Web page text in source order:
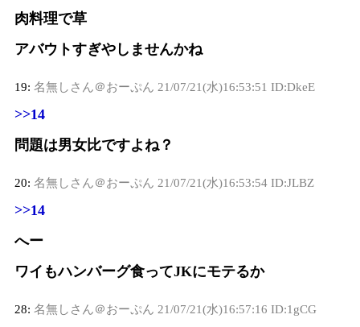
肉料理で草
アバウトすぎやしませんかね
19: 名無しさん＠おーぷん 21/07/21(水)16:53:51 ID:DkeE
>>14
問題は男女比ですよね？
20: 名無しさん＠おーぷん 21/07/21(水)16:53:54 ID:JLBZ
>>14
へー
ワイもハンバーグ食ってJKにモテるか
28: 名無しさん＠おーぷん 21/07/21(水)16:57:16 ID:1gCG